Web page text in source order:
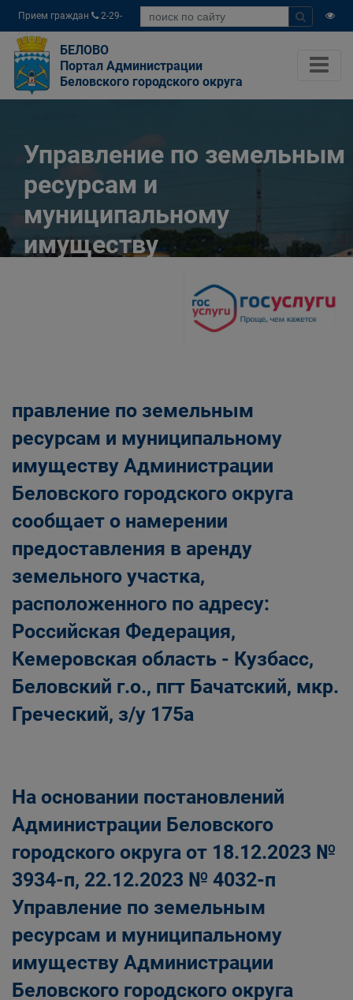
Прием граждан
2-29-
04
БЕЛОВО
Портал Администрации
Беловского городского округа
Управление по земельным
ресурсам и
муниципальному
имуществу
Беловского городского
Беловского городского округа
Управление по земельным ресурсам и
муниципальному имуществу Администрации
Беловского городского округа
правление по земельным
ресурсам и муниципальному
имуществу Администрации
Беловского городского округа
сообщает о намерении
предоставления в аренду
земельного участка,
расположенного по адресу:
Российская Федерация,
Кемеровская область - Кузбасс,
Беловский г.о., пгт Бачатский, мкр.
Греческий, з/у 175а
На основании постановлений
Администрации Беловского
городского округа от 18.12.2023 №
3934-п, 22.12.2023 № 4032-п
Управление по земельным
ресурсам и муниципальному
имуществу Администрации
Беловского городского округа